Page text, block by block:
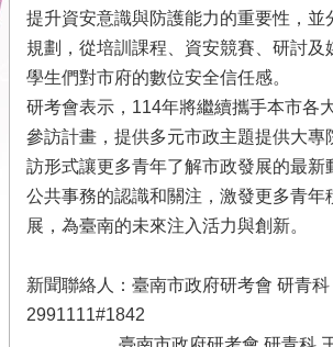
市
府
首
頁
本
會
位
置
圖
私
權
提升資安意識與防護能力的重要性，並
規劃，從培訓課程、資安競賽、研討及
學生們對市府的數位安全信任感。
研考會表示，114年將繼續攜手本市各
參訪計畫，提供多元市政主題提供大專
訪形式讓更多青年了解市政發展的最新
公共事務的認識和關注，激發更多青年
展，為臺南的未來注入活力與創新。
新聞聯絡人：臺南市政府研考會 研青
2991111#1842